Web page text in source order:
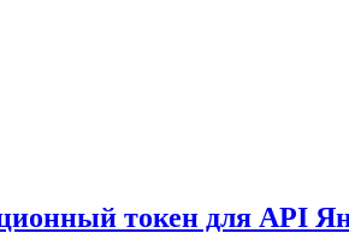
токен для API